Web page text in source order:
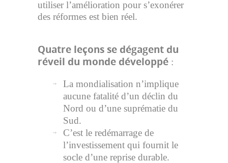
utiliser l’amélioration pour s’exonérer
des réformes est bien réel.
Quatre leçons se dégagent du
réveil du monde développé :
La mondialisation n’implique
aucune fatalité d’un déclin du
Nord ou d’une suprématie du
Sud.
C’est le redémarrage de
l’investissement qui fournit le
socle d’une reprise durable.